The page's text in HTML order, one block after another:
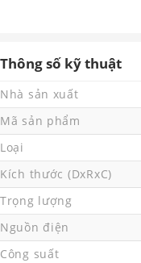
Thông số kỹ thuật
Nhà sản xuất
Mã sản phẩm
Loại
Kích thước (DxRxC)
Trọng lượng
Nguồn điện
Công suất